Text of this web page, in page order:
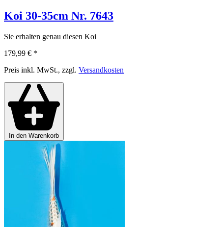
Koi 30-35cm Nr. 7643
Sie erhalten genau diesen Koi
179,99 € *
Preis inkl. MwSt., zzgl. Versandkosten
In den Warenkorb